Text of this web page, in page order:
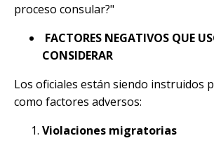
proceso consular?"
FACTORES NEGATIVOS QUE
CONSIDERAR
Los oficiales están siendo instruidos
como factores adversos:
Violaciones migratorias